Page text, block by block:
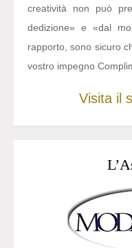
creatività non può
dedizione» e «dal
rapporto, sono sicuro
vostro impegno
Visita il